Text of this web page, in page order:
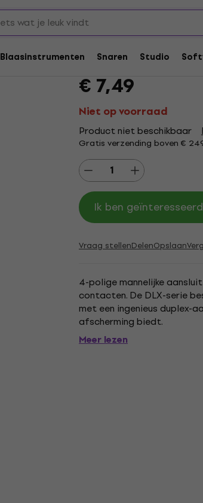
Blaasinstrumenten Snaren Studio
Neutrik NC4MD-LX
Merk:Neutrik Productcode: .
€ 7,49
Niet op voorraad
Product niet beschikbaar
Gratis verzending boven €
Ik ben geïnteresseerd
Vraag stellenDelenOpslaan
4-polige mannelijke
contacten. De DLX-serie
met een ingenieus duplex-
afscherming biedt.
Meer lezen